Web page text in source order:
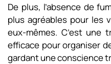
De plus, l’absence de
plus agréables pour les
eux-mêmes. C’est une
efficace pour organiser
gardant une conscience